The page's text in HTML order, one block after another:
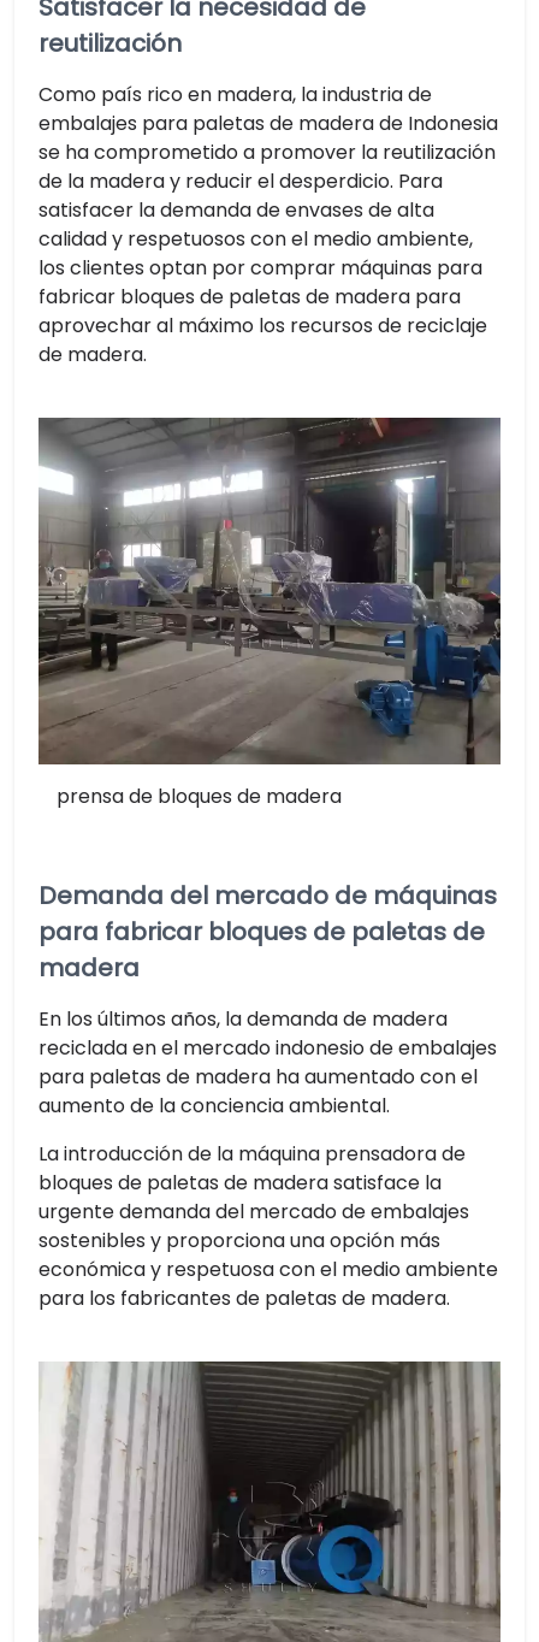
Satisfacer la necesidad de
reutilización
Como país rico en madera, la industria de
embalajes para paletas de madera de Indonesia
se ha comprometido a promover la reutilización
de la madera y reducir el desperdicio. Para
satisfacer la demanda de envases de alta
calidad y respetuosos con el medio ambiente,
los clientes optan por comprar máquinas para
fabricar bloques de paletas de madera para
aprovechar al máximo los recursos de reciclaje
de madera.
prensa de bloques de madera
Demanda del mercado de máquinas
para fabricar bloques de paletas de
madera
En los últimos años, la demanda de madera
reciclada en el mercado indonesio de embalajes
para paletas de madera ha aumentado con el
aumento de la conciencia ambiental.
La introducción de la máquina prensadora de
bloques de paletas de madera satisface la
urgente demanda del mercado de embalajes
sostenibles y proporciona una opción más
económica y respetuosa con el medio ambiente
para los fabricantes de paletas de madera.